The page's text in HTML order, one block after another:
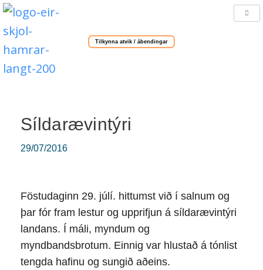
Tilkynna atvik / ábendingar
Síldarævintýri
29/07/2016
Föstudaginn 29. júlí. hittumst við í salnum og
þar fór fram lestur og upprifjun á síldarævintýri
landans. Í máli, myndum og
myndbandsbrotum. Einnig var hlustað á tónlist
tengda hafinu og sungið aðeins.